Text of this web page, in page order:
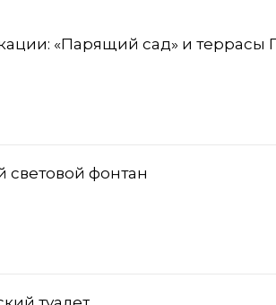
«Парящий сад» и террасы
световой фонтан